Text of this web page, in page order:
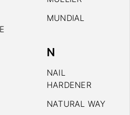
MUNDIAL
N
NAIL
HARDENER
NATURAL WAY